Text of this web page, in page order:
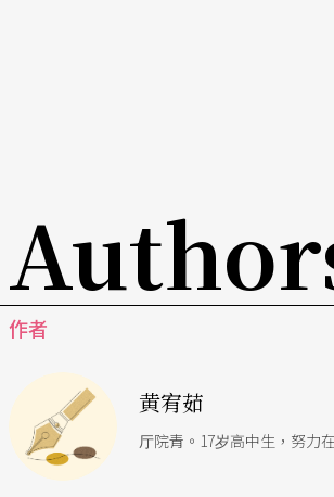
的深刻惊叹。
作者
黄宥茹
厅院青。17岁高中生，努力